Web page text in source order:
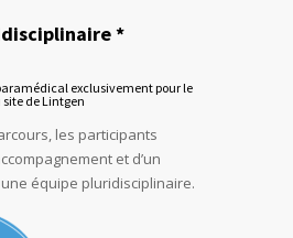
*
exclusivement pour le
site de Lintgen
les participants
et d’un
équipe pluridisciplinaire.